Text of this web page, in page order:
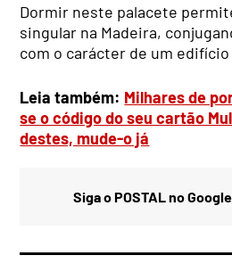
Dormir neste palacete
singular na Madeira,
com o carácter de um
Leia também: Milhares de
se o código do seu cartão
destes, mude-o já
Siga o POSTAL no